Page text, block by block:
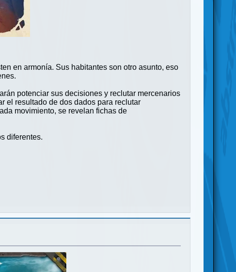
en armonía. Sus habitantes son otro asunto, eso
potenciar sus decisiones y reclutar mercenarios
el resultado de dos dados para reclutar
movimiento, se revelan fichas de
diferentes.